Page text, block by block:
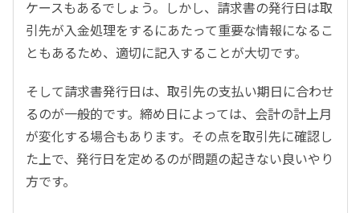
ケースもあるでしょう。しかし、請求書の発行日は取
引先が入金処理をするにあたって重要な情報になるこ
ともあるため、適切に記入することが大切です。
そして請求書発行日は、取引先の支払い期日に合わせ
るのが一般的です。締め日によっては、会計の計上月
が変化する場合もあります。その点を取引先に確認し
た上で、発行日を定めるのが問題の起きない良いやり
方です。